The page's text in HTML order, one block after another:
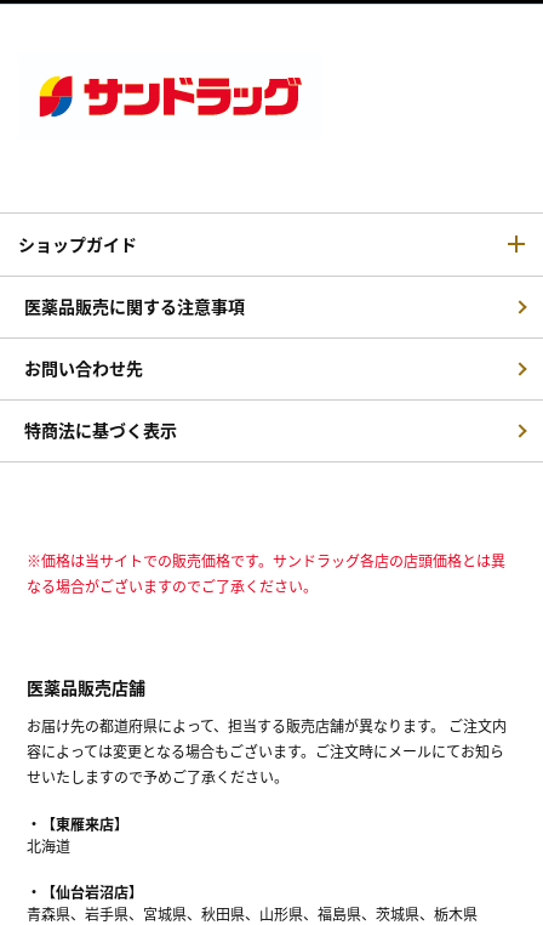
ショップガイド
医薬品販売に関する注意事項
お問い合わせ先
特商法に基づく表示
※価格は当サイトでの販売価格です。サンドラッグ各店の店頭価格とは異
なる場合がございますのでご了承ください。
医薬品販売店舗
お届け先の都道府県によって、担当する販売店舗が異なります。 ご注文内
容によっては変更となる場合もございます。ご注文時にメールにてお知ら
せいたしますので予めご了承ください。
【東雁来店】
北海道
【仙台岩沼店】
青森県、岩手県、宮城県、秋田県、山形県、福島県、茨城県、栃木県